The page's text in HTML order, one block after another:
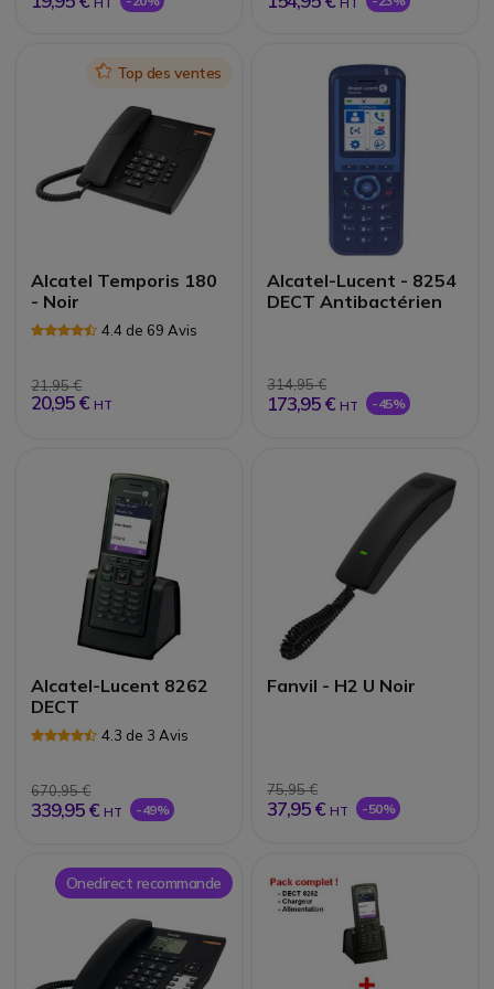
IconTop des ventes
Alcatel Temporis 180
- Noir
4.4 de 69 Avis
21,95 €
20,95 € HT
Alcatel-Lucent - 8254
DECT Antibactérien
314,95 €
173,95 € HT -45%
Alcatel-Lucent 8262
DECT
4.3 de 3 Avis
670,95 €
339,95 € HT -49%
Fanvil - H2 U Noir
75,95 €
37,95 € HT -50%
Onedirect recommande